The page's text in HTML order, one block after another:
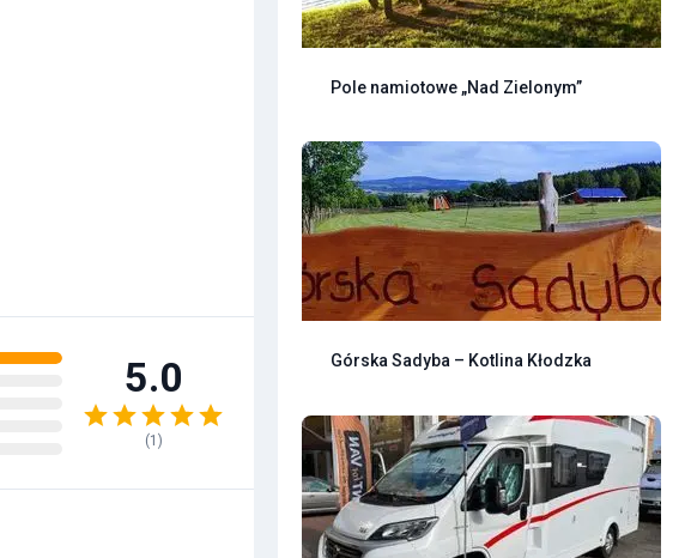
5.0
(1 )
Pole namiotowe „Nad Zielonym”
Górska Sadyba – Kotlina Kłodzka